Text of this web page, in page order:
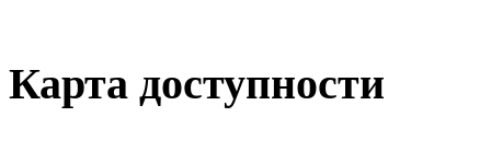
Карта доступности